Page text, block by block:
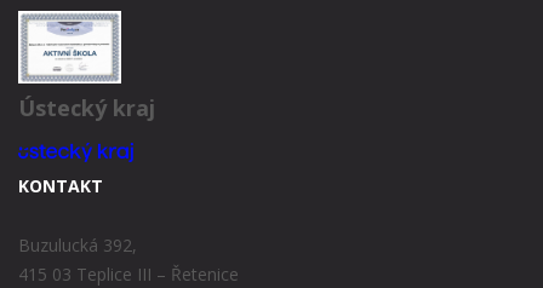
Ústecký kraj
KONTAKT
Buzulucká 392,
415 03 Teplice III – Řetenice